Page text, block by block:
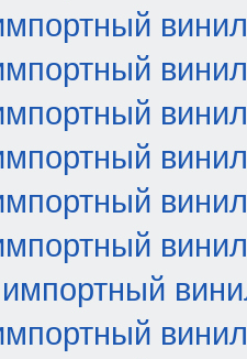
винил
винил
винил
винил
винил
винил
винил